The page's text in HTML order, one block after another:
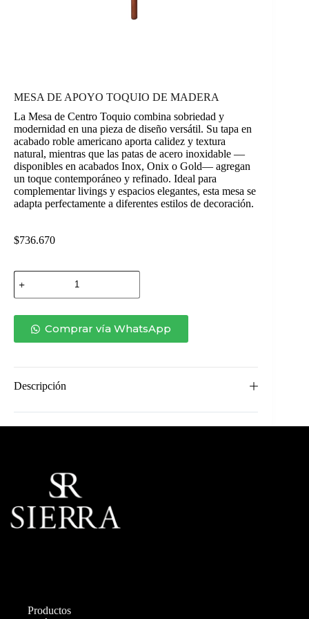
MESA DE APOYO TOQUIO DE MADERA
La Mesa de Centro Toquio combina sobriedad y
modernidad en una pieza de diseño versátil. Su tapa en
acabado roble americano aporta calidez y textura
natural, mientras que las patas de acero inoxidable —
disponibles en acabados Inox, Onix o Gold— agregan
un toque contemporáneo y refinado. Ideal para
complementar livings y espacios elegantes, esta mesa se
adapta perfectamente a diferentes estilos de decoración.
$736.670
MESA
DE
APOYO
MADERA
cantidad
Comprar vía WhatsApp
Descripción
Productos